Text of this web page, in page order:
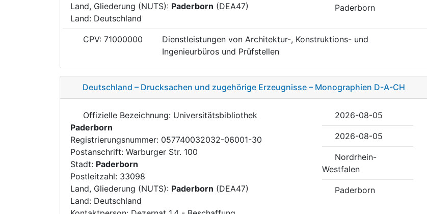
Land, Gliederung (NUTS): Paderborn (DEA47)
Land: Deutschland
Paderborn
CPV: 71000000
Dienstleistungen von Architektur-, Konstruktions- und
Ingenieurbüros und Prüfstellen
Deutschland – Drucksachen und zugehörige Erzeugnisse – Monographien D-A-CH
Offizielle Bezeichnung: Universitätsbibliothek
Paderborn
Registrierungsnummer: 057740032032-06001-30
Postanschrift: Warburger Str. 100
Stadt: Paderborn
Postleitzahl: 33098
Land, Gliederung (NUTS): Paderborn (DEA47)
Land: Deutschland
2026-08-05
2026-08-05
Nordrhein-
Westfalen
Paderborn